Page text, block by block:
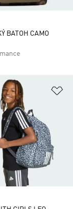
BATOH CAMO
přání